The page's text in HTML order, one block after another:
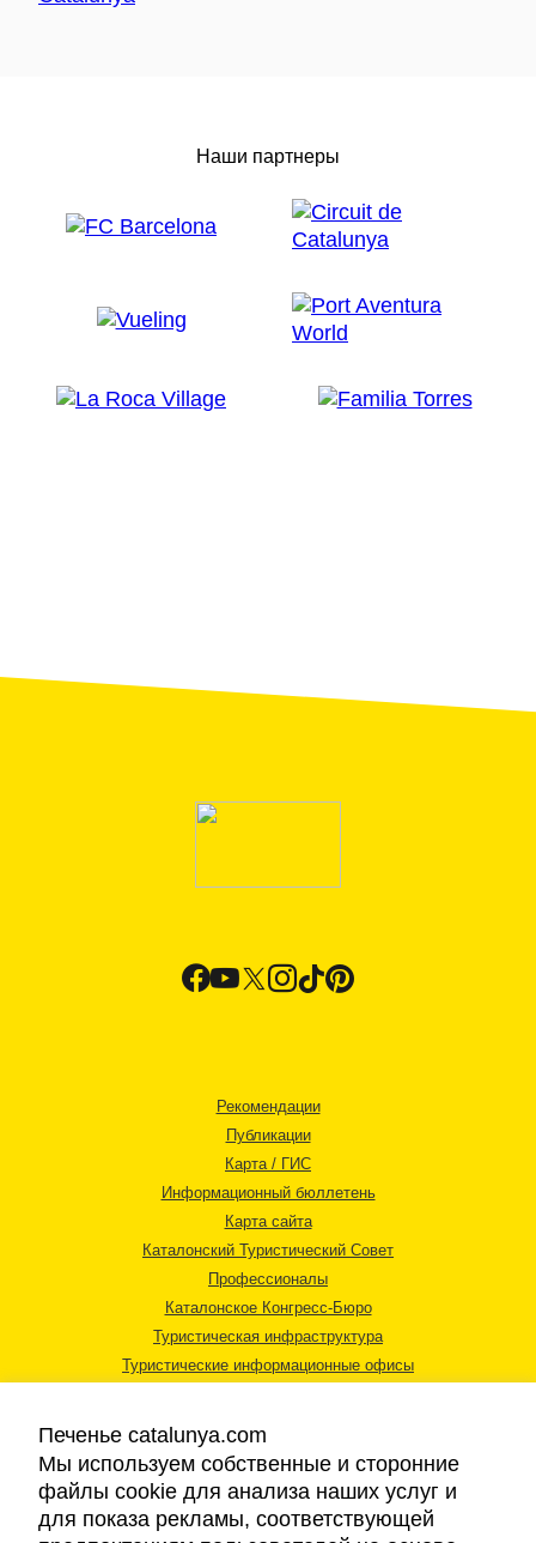
Наши партнеры
Рекомендации
Публикации
Карта / ГИС
Информационный бюллетень
Карта сайта
Каталонский Туристический Совет
Профессионалы
Каталонское Конгресс-Бюро
Туристическая инфраструктура
Туристические информационные офисы
Правовая информация
Печенье catalunya.com
Мы используем собственные и сторонние
файлы cookie для анализа наших услуг и
для показа рекламы, соответствующей